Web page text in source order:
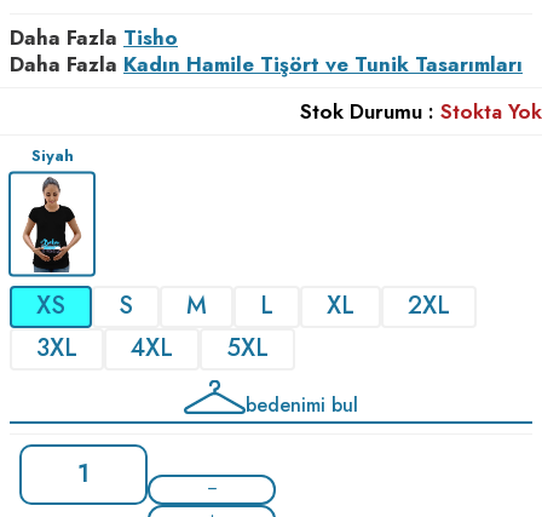
Daha Fazla Tisho
Daha Fazla Kadın Hamile Tişört ve Tunik Tasarımları
Stok Durumu : Stokta Yok
Siyah
XS S M L XL
2XL
3XL
4XL 5XL
bedenimi bul